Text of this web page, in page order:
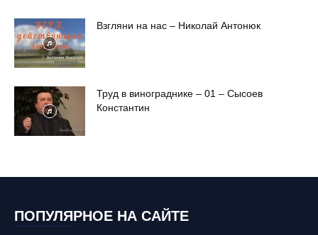
Взгляни на нас – Николай Антонюк
Труд в винограднике – 01 – Сысоев
Константин
ПОПУЛЯРНОЕ НА САЙТЕ